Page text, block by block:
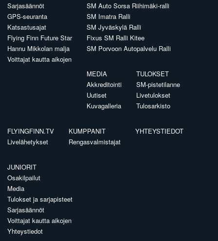
Sarjasäännöt
GPS-seuranta
Katsastusajat
Flying Finn Future Star
Hannu Mikkolan malja
Voittajat kautta aikojen
SM Auto Sorsa Riihimäki-ralli
SM Imatra Ralli
SM Jyväskylä Ralli
Fixus SM Ralli Kitee
SM Porvoon Autopalvelu Ralli
MEDIA
Akkreditointi
Uutiset
Kuvagalleria
TULOKSET
SM-pistetilanne
Livetulokset
Tulosarkisto
FLYINGFINN.TV
Livelähetykset
KUMPPANIT
Rengasvalmistajat
YHTEYSTIEDOT
JUNIORIT
Osakilpailut
Media
Tulokset ja sarjapisteet
Sarjasäännöt
Voittajat kautta aikojen
Yhteystiedot